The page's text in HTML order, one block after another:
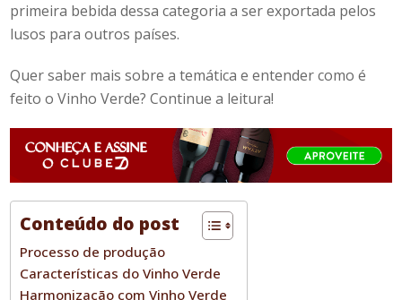
primeira bebida dessa categoria a ser exportada pelos
lusos para outros países.
Quer saber mais sobre a temática e entendercomo é
feito o Vinho Verde? Continue a leitura!
Conteúdo do post
Processo de produção
Características do Vinho Verde
Harmonização com Vinho Verde